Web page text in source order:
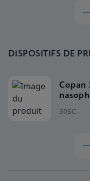
DISPOSITIFS DE
Copan
305C